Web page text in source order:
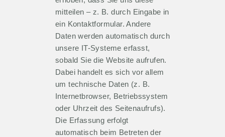
mitteilen – z. B. durch Eingabe in
ein Kontaktformular. Andere
Daten werden automatisch durch
unsere IT-Systeme erfasst,
sobald Sie die Website aufrufen.
Dabei handelt es sich vor allem
um technische Daten (z. B.
Internetbrowser, Betriebssystem
oder Uhrzeit des Seitenaufrufs).
Die Erfassung erfolgt
automatisch beim Betreten der